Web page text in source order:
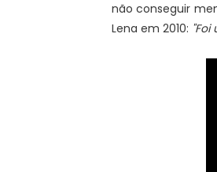
não conseguir
Lena em 2010: "Foi